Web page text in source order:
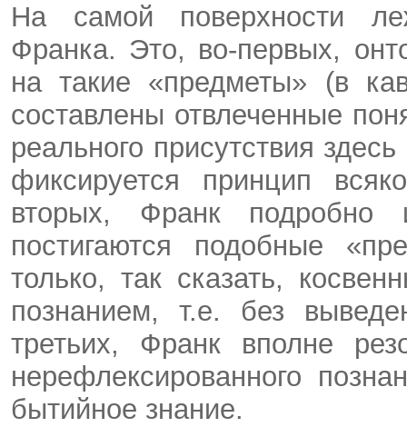
На самой поверхности
Франка. Это, во-первых,
на такие «предметы» (в
составлены отвлеченные
реального присутствия
фиксируется принцип
вторых, Франк подробно
постигаются подобные
только, так сказать,
познанием, т.е. без
третьих, Франк вполне
нерефлексированного
бытийное знание.